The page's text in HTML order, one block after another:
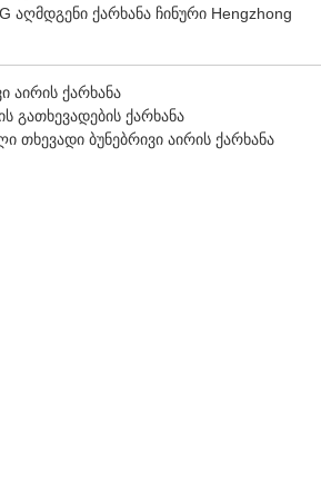
აღმდგენი ქარხანა ჩინური Hengzhong
აირის ქარხანა
გათხევადების ქარხანა
თხევადი ბუნებრივი აირის ქარხანა